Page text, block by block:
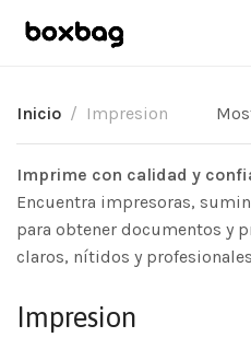
Inicio Impresion
Imprime con calidad y
Encuentra impresoras,
para obtener documentos y
claros, nítidos y
Impresion